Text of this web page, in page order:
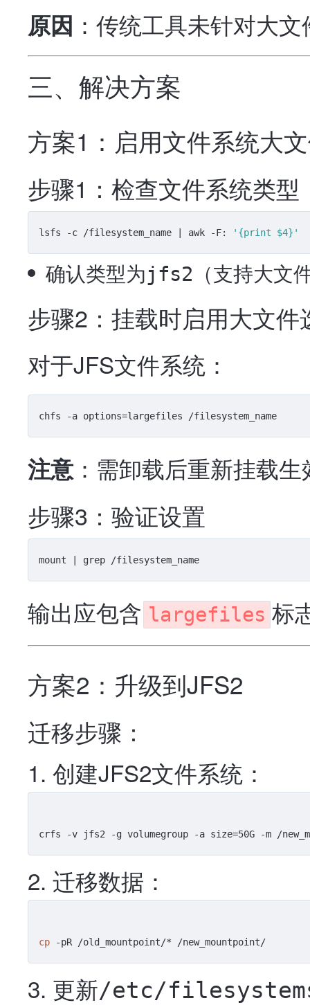
原因 ：传统工具未针对大
三、解决方案
方案1：启用文件系统大
步骤1：检查文件系统类型
lsfs -c /filesystem_name | awk -F: '{print $4}'
确认类型为jfs2 （支持大文
步骤2：挂载时启用大文件
对于JFS文件系统：
注意 ：需卸载后重新挂载
步骤3：验证设置
输出应包含 largefiles 标
方案2：升级到JFS2
迁移步骤：
创建JFS2文件系统：
迁移数据：
cp
更新/etc/